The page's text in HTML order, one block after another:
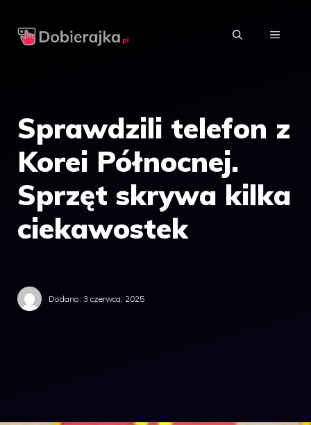
MENU
Sprawdzili telefon z
Korei Północnej.
Sprzęt skrywa kilka
ciekawostek
Dodano: 3 czerwca, 2025